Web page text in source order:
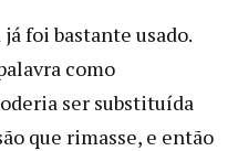
foi bastante usado.
como
ser substituída
que rimasse, e então